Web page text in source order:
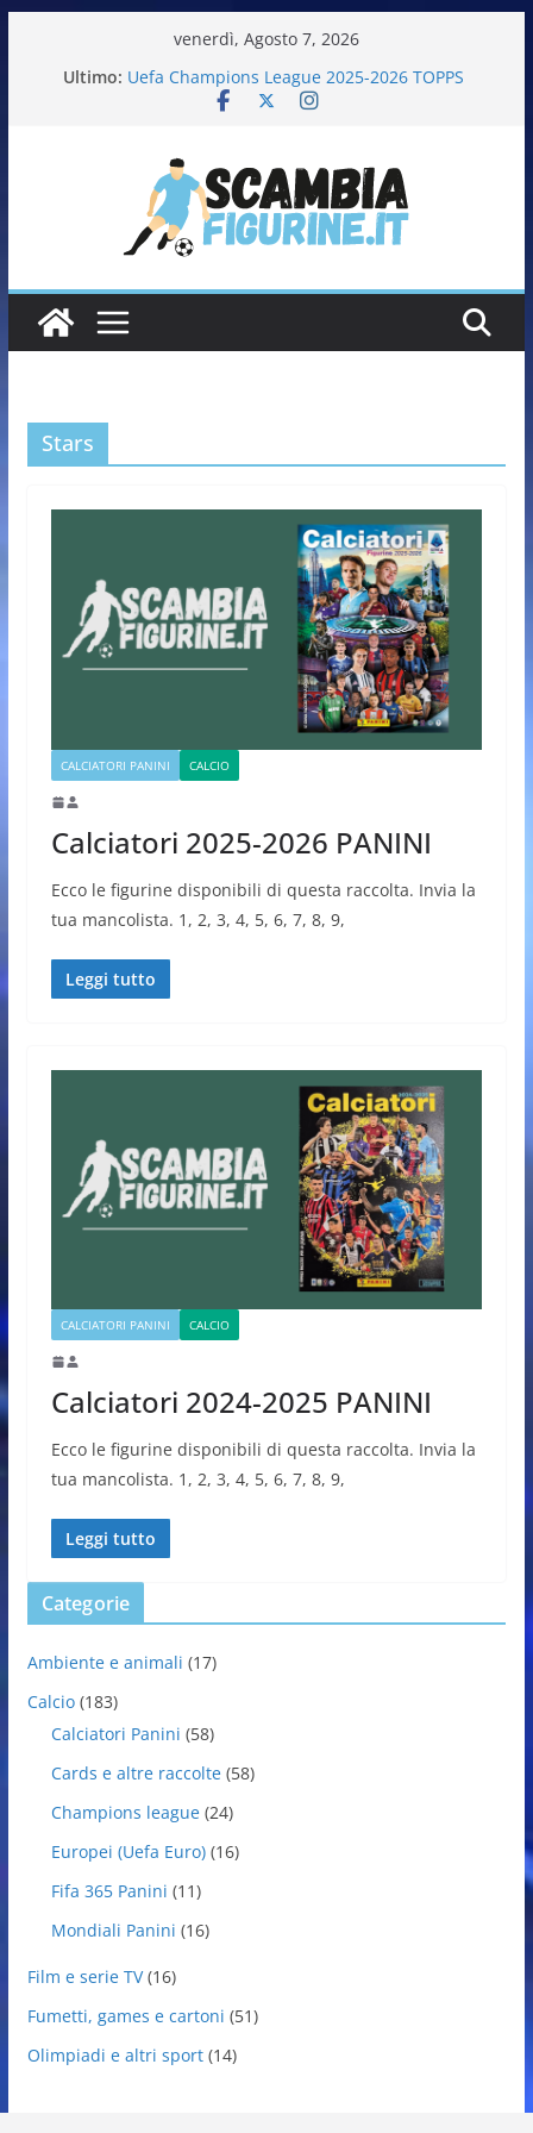
venerdì, Agosto 7, 2026
Ultimo: Uefa Champions League 2025-2026 TOPPS
Fifa World Cup 2026 PANINI
Calciatori Serie B BKT 2025-2026 PANINI
Stars
CALCIATORI PANINI CALCIO
Calciatori 2025-2026 PANINI
Ecco le figurine disponibili di questa raccolta. Invia la
tua mancolista. 1, 2, 3, 4, 5, 6, 7, 8, 9,
Leggi tutto
CALCIATORI PANINI CALCIO
Calciatori 2024-2025 PANINI
Ecco le figurine disponibili di questa raccolta. Invia la
tua mancolista. 1, 2, 3, 4, 5, 6, 7, 8, 9,
Leggi tutto
Categorie
Ambiente e animali (17)
Calcio(183)
Calciatori Panini (58)
Cards e altre raccolte(58)
Champions league(24)
Europei (Uefa Euro)(16)
Fifa 365 Panini (11)
Mondiali Panini (16)
Film e serie TV(16)
Fumetti, games e cartoni (51)
Olimpiadi e altri sport(14)